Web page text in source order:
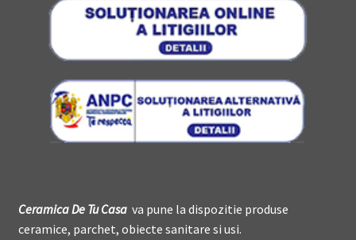
Ceramica DeTu Casava pune la dispozitie produse
ceramice, parchet, obiecte sanitare si usi.